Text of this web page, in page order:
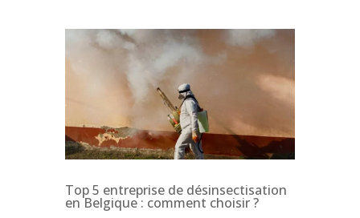
Top 5 entreprise de désinsectisation
en Belgique : comment choisir ?